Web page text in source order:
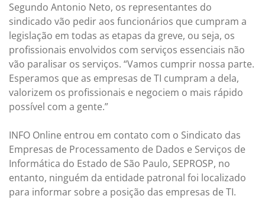
Segundo Antonio Neto, os representantes do
sindicado vão pedir aos funcionários que cumpram a
legislação em todas as etapas da greve, ou seja, os
profissionais envolvidos com serviços essenciais não
vão paralisar os serviços. “Vamos cumprir nossa parte.
Esperamos que as empresas de TI cumpram a dela,
valorizem os profissionais e negociem o mais rápido
possível com a gente.”
INFO Online entrou em contato com o Sindicato das
Empresas de Processamento de Dados e Serviços de
Informática do Estado de São Paulo, SEPROSP, no
entanto, ninguém da entidade patronal foi localizado
para informar sobre a posição das empresas de TI.